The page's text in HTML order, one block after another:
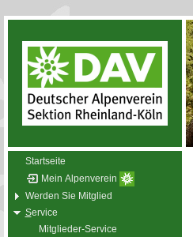
Startseite
Mein Alpenverein
Werden Sie Mitglied
Service
Mitglieder-Service